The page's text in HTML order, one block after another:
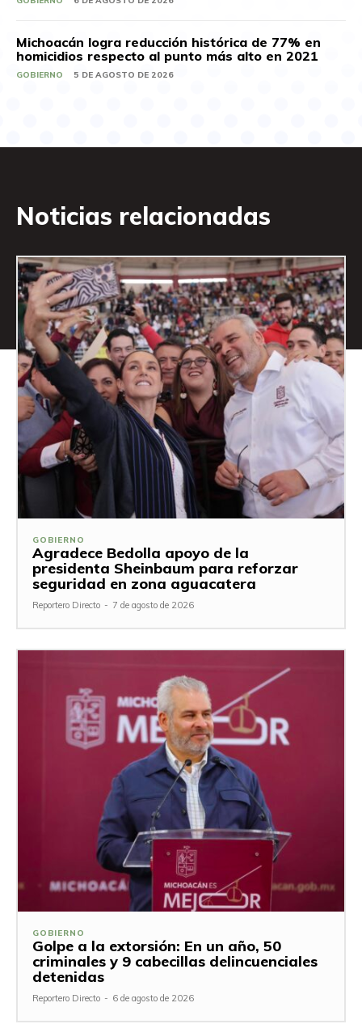
Michoacán logra reducción histórica de 77% en
homicidios respecto al punto más alto en 2021
GOBIERNO 5 DE AGOSTO DE 2026
Noticias relacionadas
GOBIERNO
Agradece Bedolla apoyo de la
presidenta Sheinbaum para reforzar
seguridad en zona aguacatera
Reportero Directo - 7 de agosto de 2026
GOBIERNO
Golpe a la extorsión: En un año, 50
criminales y 9 cabecillas delincuenciales
detenidas
Reportero Directo - 6 de agosto de 2026